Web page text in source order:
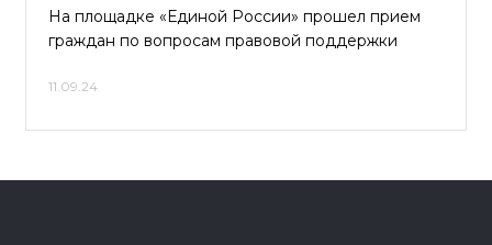
На площадке «Единой России» прошел прием
граждан по вопросам правовой поддержки
11.09.24